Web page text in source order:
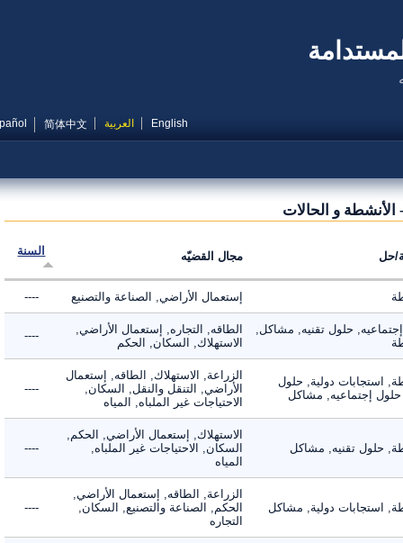
English العربية 简体中文
Español
و الحالات
مجال القضيّه السنة
إستعمال الأراضي, الصناعة والتصنيع ----
حلول تقنيه, مشاكل,
الطاقه, التجاره, إستعمال الأراضي,
الاستهلاك, السكان, الحكم
----
استجابات دولية, حلول
إجتماعيه, مشاكل
الزراعة, الاستهلاك, الطاقه, إستعمال
الأراضي, التنقل والنقل, السكان,
الاحتياجات غير الملباه, المياه
----
حلول تقنيه, مشاكل
الاستهلاك, إستعمال الأراضي, الحكم,
السكان, الاحتياجات غير الملباه,
المياه
----
استجابات دولية, مشاكل
الزراعة, الطاقه, إستعمال الأراضي,
الحكم, الصناعة والتصنيع, السكان,
التجاره
----